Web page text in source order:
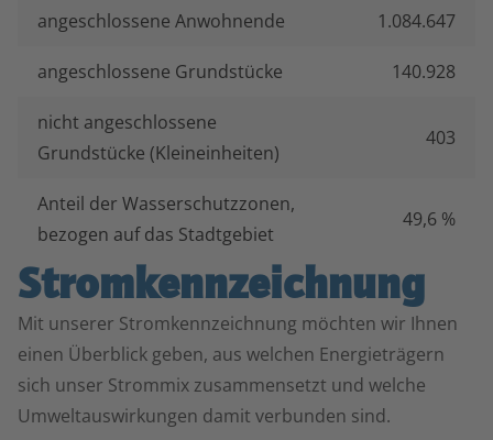
angeschlossene Anwohnende 1.084.647
angeschlossene Grundstücke 140.928
nicht angeschlossene
Grundstücke (Kleineinheiten)
403
Anteil der Wasserschutzzonen,
bezogen auf das Stadtgebiet
49,6 %
Strom­kennzeichnung
Mit unserer Stromkennzeichnung möchten wir Ihnen
einen Überblick geben, aus welchen Energieträgern
sich unser Strommix zusammensetzt und welche
Umweltauswirkungen damit verbunden sind.